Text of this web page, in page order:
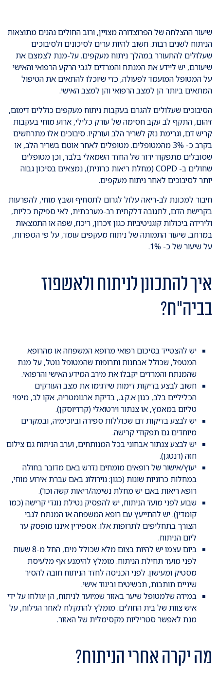
שיעור ההצלחה של הפרוצדורה מצויין, ורוב החולים נהנים מתוצאות
הניתוח לשנים רבות. חשוב להיות ערים לסיכונים ולסיבוכים
שעלולים להתעורר במהלך ניתוח מעקפים. על-מנת לצמצם את
שיעורם, יש ליידע את המנתח והמרדים לגבי הרקע הרפואי והאישי
על המטופל המועמד לפעולה, כדי שיוכלו להתאים את הטיפול
המתאים ביותר הן למצב הרפואי והן למצב האישי.
הסיבוכים שעלולים להגרם בעקבות ניתוח מעקפים כוללים דימום,
זיהום, התקף לב עקב חסימה של עורק כלילי, ארוע מוחי בעקבות
קריש דם, וגרימת נזק לשריר הלב ועורקיו. סיבוכים אלו מתרחשים
בקרב כ- 3% מהמטופלים. מטופלים לאחר אוטם בשריר הלב, או
שסובלים מתפקוד ירוד של החדר השמאלי בלבד, וכן מטופלים
שחולים ב- COPD (מחלת ריאות כרונית), נמצאים בסיכון גבוה
יותר לסיבוכים לאחר ניתוח מעקפים.
חיבור למכונת לב-ריאה עלול לגרום לתסחיף ושבץ מוחי, להפרעות
בקרישת הדם, לתגובה דלקתית רב-מערכתית, לאי ספיקת כליות,
ולירידה ביכולות קוגניטיביות כגון זיכרון, ריכוז, שפה או התמצאות
במרחב. שיעור התמותה של ניתוח מעקפים עומד, על פי הספרות,
על שיעור של כ- 1%.
איך להתכונן לניתוח ולאשפוז
בביה"ח?
יש להצטייד בסיכום רפואי מרופא המשפחה או מהרופא
המטפל, שכולל אבחנות ותרופות שהמטופל נוטל, על מנת
שהמנתח והמרדים יקבלו את מירב המידע האישי והרפואי.
חשוב לבצע בדיקות דימות שידגימו את מצב העורקים
הכליליים בלב, כגון א.ק.ג., בדיקת ארגומטריה, אקו לב, מיפוי
טליום במאמץ, או צנתור וירטואלי (קרדיוסקן).
יש לבצע בדיקות דם שכוללות ספירה וביוכימיה, ובמקרים
מיוחדים גם תפקודי קרישה.
יש לבצע צנתור אבחוני בכל המנותחים, וערב הניתוח גם צילום
חזה (רנטגן).
יעוץ/אישור של רופאים מומחים נדרש באם מדובר בחולה
במחלות כרוניות שונות (כגון: נוירולוג באם עברת אירוע מוחי,
רופא ריאות באם יש מחלת נשימה/ריאות קשה וכו').
שבוע לפני מועד הניתוח, יש להפסיק נטילת נוגדי קרישה (כמו
קומדין). יש להתייעץ עם רופא המשפחה או המנתח לגבי
הצורך בתחליפים לתרופות אלו. אספירין איננו מופסק עד
ליום הניתוח.
ביום עצמו יש להיות בצום מלא שכולל מים, החל מ-8 שעות
לפני מועד תחילת הניתוח. מומלץ להימנע אף מלעיסת
מסטיק ומעישון. לפני הכניסה לחדר הניתוח חובה להסיר
שיניים תותבות, תכשיטים וביגוד אישי.
במידה שלמטופל שיער באזור שמיועד לניתוח, הן יגולחו על ידי
איש צוות של בית החולים. מומלץ להתקלח לאחר הגילוח, על
מנת לאפשר סטריליות מקסימלית של האזור.
מה יקרה אחרי הניתוח?